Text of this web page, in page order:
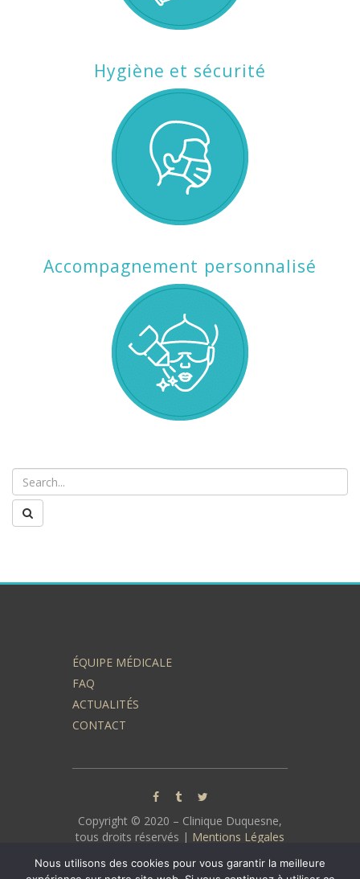
Hygiène et sécurité
Accompagnement personnalisé
ÉQUIPE MÉDICALE
FAQ
ACTUALITÉS
CONTACT
Copyright © 2020 – Clinique Duquesne,
tous droits réservés | Mentions Légales
confidentialité
Nous utilisons des cookies pour vous garantir la meilleure